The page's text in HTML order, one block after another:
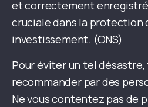
et correctement
cruciale dans la protection
investissement. (ONS)
Pour éviter un tel
recommander par des
Ne vous contentez pas de